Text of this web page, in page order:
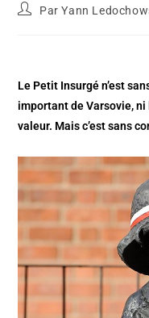
ParYann
Le Petit Insurgé n’est
important de Varsovie,
valeur. Mais c’est sans